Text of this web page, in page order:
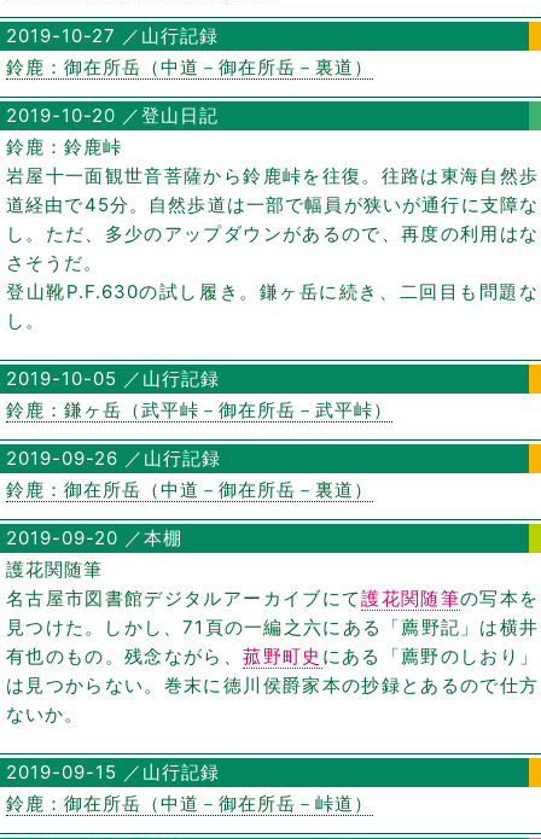
2019-10-27 ／山行記録
鈴鹿：御在所岳（中道－御在所岳－裏道）
2019-10-20 ／登山日記
鈴鹿：鈴鹿峠
岩屋十一面観世音菩薩から鈴鹿峠を往復。往路は東海自然歩
道経由で45分。自然歩道は一部で幅員が狭いが通行に支障な
し。ただ、多少のアップダウンがあるので、再度の利用はな
さそうだ。
登山靴P.F.630の試し履き。鎌ヶ岳に続き、二回目も問題な
し。
2019-10-05 ／山行記録
鈴鹿：鎌ヶ岳（武平峠－御在所岳－武平峠）
2019-09-26 ／山行記録
鈴鹿：御在所岳（中道－御在所岳－裏道）
2019-09-20 ／本棚
護花関随筆
名古屋市図書館デジタルアーカイブにて護花関随筆の写本を
見つけた。しかし、71頁の一編之六にある「薦野記」は横井
有也のもの。残念ながら、菰野町史 にある「薦野のしおり」
は見つからない。巻末に徳川侯爵家本の抄録とあるので仕方
ないか。
2019-09-15 ／山行記録
鈴鹿：御在所岳（中道－御在所岳－峠道）